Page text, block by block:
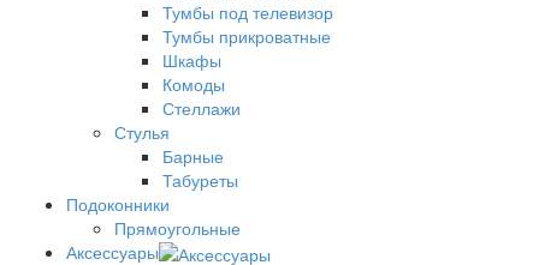
Тумбы под телевизор
Тумбы прикроватные
Шкафы
Комоды
Стеллажи
Стулья
Барные
Табуреты
Подоконники
Прямоугольные
Аксессуары